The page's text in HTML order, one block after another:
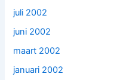
juli 2002
juni 2002
maart 2002
januari 2002